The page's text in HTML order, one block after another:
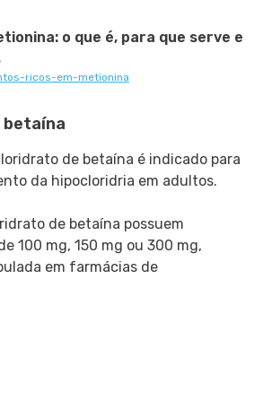
o que é, para que serve e
ricos-em-metionina
betaína
de betaína é indicado para
da hipocloridria em adultos.
de betaína possuem
100 mg, 150 mg ou 300 mg,
em farmácias de